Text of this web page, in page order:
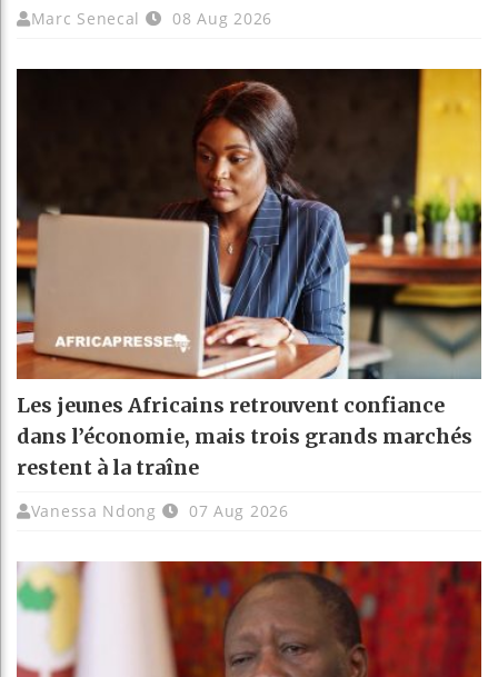
Marc Senecal 08 Aug 2026
Les jeunes Africains retrouvent confiance
dans l’économie, mais trois grands marchés
restent à la traîne
Vanessa Ndong 07 Aug 2026